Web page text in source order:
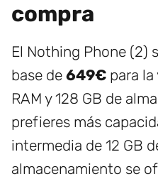
compra
El Nothing Phone (2)
base de 649€ para
RAM y 128 GB de
prefieres más
intermedia de 12 GB
almacenamiento se